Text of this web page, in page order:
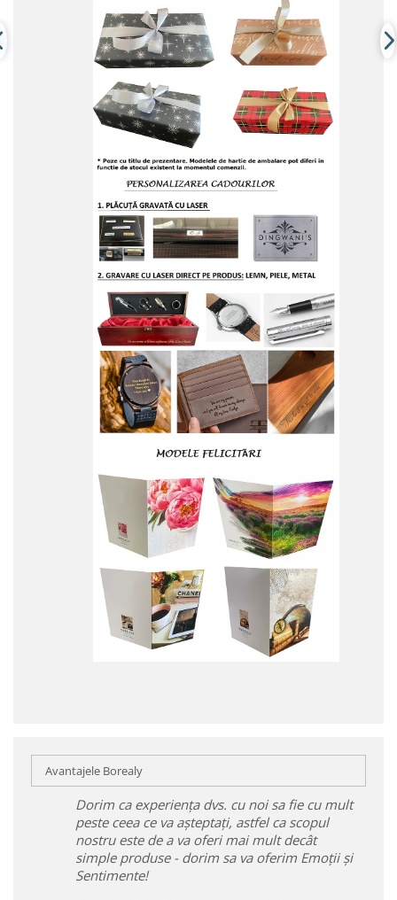
Avantajele Borealy
Dorim ca experiența dvs. cu noi sa fie cu mult
peste ceea ce va așteptați, astfel ca scopul
nostru este de a va oferi mai mult decât
simple produse - dorim sa va oferim Emoții și
Sentimente!